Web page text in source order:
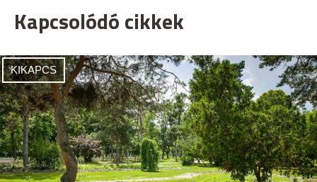
Kapcsolódó cikkek
KIKAPCS